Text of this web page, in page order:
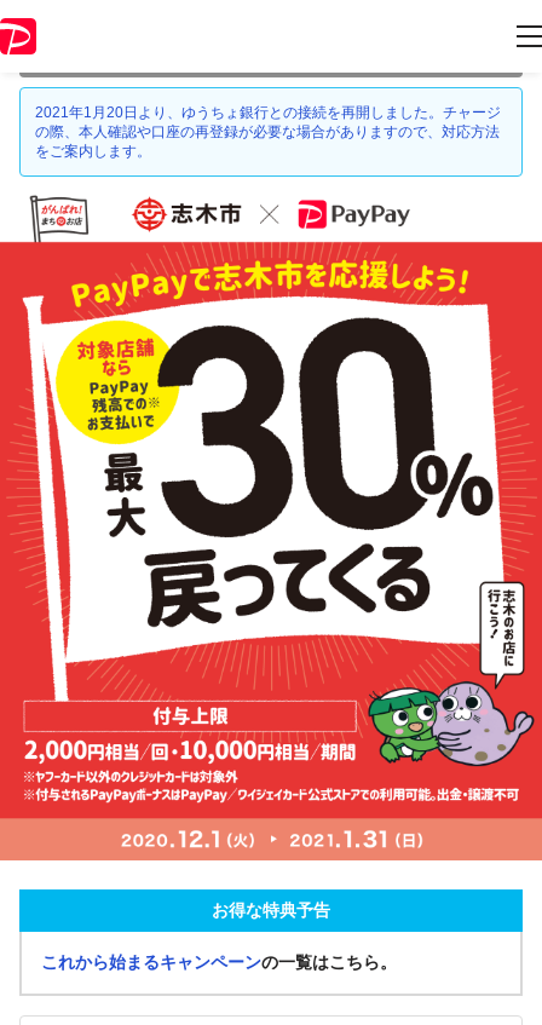
情報はキャンペーン終了時点のものになります。
2021年1月20日より、ゆうちょ銀行との接続を再開しました。チャージ
の際、本人確認や口座の再登録が必要な場合がありますので、対応方法
をご案内します。
お得な特典予告
これから始まるキャンペーンの一覧はこちら。